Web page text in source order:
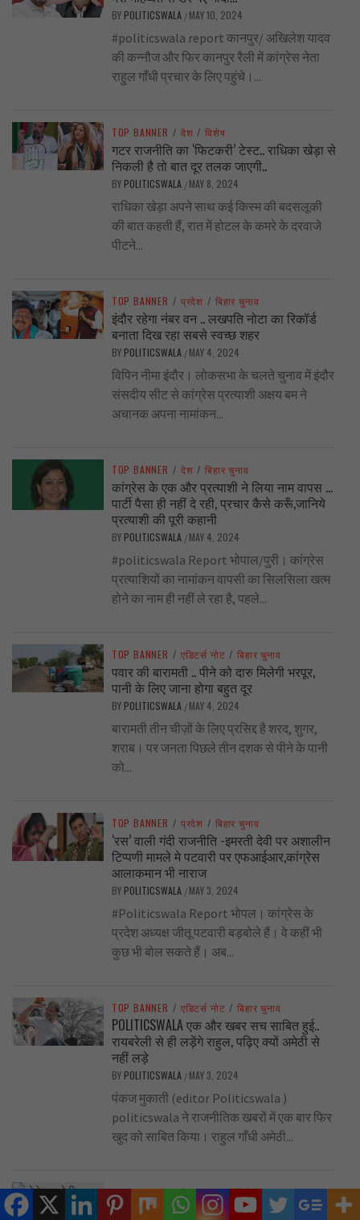
BY POLITICSWALA / MAY 10, 2024
#politicswala report कानपुर/ अखिलेश यादव
की कन्नौज और फिर कानपुर रैली में कांग्रेस नेता
राहुल गाँधी प्रचार के लिए पहुंचे।...
TOP BANNER / देश / विशेष
गटर राजनीति का ‘फिटकरी’ टेस्ट.. राधिका खेड़ा से
निकली है तो बात दूर तलक जाएगी..
BY POLITICSWALA / MAY 8, 2024
राधिका खेड़ा अपने साथ कई किस्म की बदसलूकी
की बात कहती हैं, रात में होटल के कमरे के दरवाजे
पीटने...
TOP BANNER / प्रदेश / बिहार चुनाव
इंदौर रहेगा नंबर वन .. लखपति नोटा का रिकॉर्ड
बनाता दिख रहा सबसे स्वच्छ शहर
BY POLITICSWALA / MAY 4, 2024
विपिन नीमा इंदौर। लोकसभा के चलते चुनाव में इंदौर
संसदीय सीट से कांग्रेस प्रत्याशी अक्षय बम ने
अचानक अपना नामांकन...
TOP BANNER / देश / बिहार चुनाव
कांग्रेस के एक और प्रत्याशी ने लिया नाम वापस …
पार्टी पैसा ही नहीं दे रही, प्रचार कैसे करूँ,जानिये
प्रत्याशी की पूरी कहानी
BY POLITICSWALA / MAY 4, 2024
#politicswala Report भोपाल/पुरी। कांग्रेस
प्रत्याशियों का नामांकन वापसी का सिलसिला खत्म
होने का नाम ही नहीं ले रहा है, पहले...
TOP BANNER / एडिटर्स नोट / बिहार चुनाव
पवार की बारामती .. पीने को दारु मिलेगी भरपूर,
पानी के लिए जाना होगा बहुत दूर
BY POLITICSWALA / MAY 4, 2024
बारामती तीन चीज़ों के लिए प्रसिद्द है शरद, शुगर,
शराब। पर जनता पिछले तीन दशक से पीने के पानी
को...
TOP BANNER / प्रदेश / बिहार चुनाव
‘रस’ वाली गंदी राजनीति -इमरती देवी पर अशालीन
टिप्पणी मामले मे पटवारी पर एफआईआर,कांग्रेस
आलाकमान भी नाराज
BY POLITICSWALA / MAY 3, 2024
#Politicswala Report भोपल। कांग्रेस के
प्रदेश अध्यक्ष जीतू पटवारी बड़बोले हैं। वे कहीं भी
कुछ भी बोल सकते हैं। अब...
TOP BANNER / एडिटर्स नोट / बिहार चुनाव
POLITICSWALA एक और खबर सच साबित हुई..
रायबरेली से ही लड़ेंगे राहुल, पढ़िए क्यों अमेठी से
नहीं लड़े
BY POLITICSWALA / MAY 3, 2024
पंकज मुकाती (editor Politicswala )
politicswala ने राजनीतिक खबरों में एक बार फिर
खुद को साबित किया। राहुल गाँधी अमेठी...
TOP BANNER / बिहार चुनाव / विशेष
पोहे-कचोरी भूल जाइए ! ‘स्वच्छ’ इंदौर को अब इस